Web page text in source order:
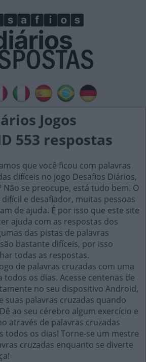
Jogos
553 respostas
que você ficou com palavras
difíceis no jogo Desafios Diários,
Não se preocupe, está tudo bem. O
difícil e desafiador, muitas pessoas
de ajuda. É por isso que este site
ajuda com as respostas dos
das pistas de palavras
bastante difíceis, por isso
todas as respostas.
de palavras cruzadas com uma
todos os dias. Acesse centenas de
no seu dispositivo Android,
suas palavras cruzadas quando
ao seu cérebro algum exercício e
através de palavras cruzadas
todos os dias! Torne-se um mestre
cruzadas enquanto se diverte